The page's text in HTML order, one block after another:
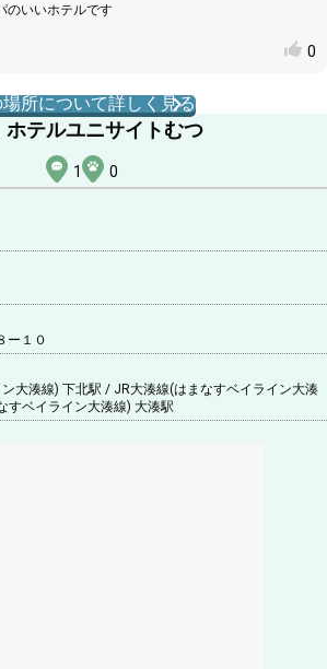
のいいホテルです
0
所について詳しく見る
ホテルユニサイトむつ
1 0
ー１０
大湊線) 下北駅 / JR大湊線(はまなすベイライン大湊
すベイライン大湊線) 大湊駅